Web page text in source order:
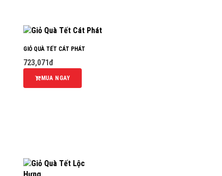
GIỎ QUÀ TẾT CÁT PHÁT
723,071đ
MUA NGAY